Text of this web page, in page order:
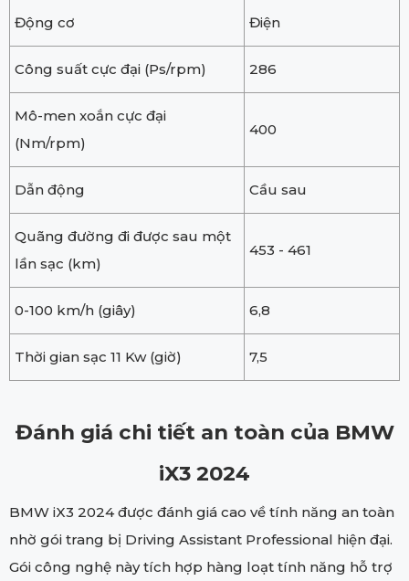
Động cơ Điện
Công suất cực đại (Ps/rpm) 286
Mô-men xoắn cực đại
(Nm/rpm)
400
Dẫn động Cầu sau
Quãng đường đi được sau một
lần sạc (km)
453 - 461
0-100 km/h (giây) 6,8
Thời gian sạc 11 Kw (giờ) 7,5
Đánh giá chi tiết an toàn của BMW
iX3 2024
BMW iX3 2024 được đánh giá cao về tính năng an toàn
nhờ gói trang bị Driving Assistant Professional hiện đại.
Gói công nghệ này tích hợp hàng loạt tính năng hỗ trợ